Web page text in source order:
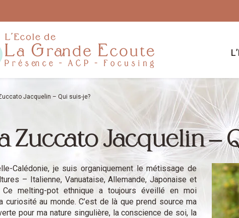
Jacquelin – Qui suis-je?
Zuccato Jacquelin –
Calédonie, je suis organiquement le métissage de
– Italienne, Vanuataise, Allemande, Japonaise et
Ce melting-pot ethnique a toujours éveillé en moi
curiosité au monde. C’est de là que prend source ma
pour ma nature singulière, la conscience de soi, la